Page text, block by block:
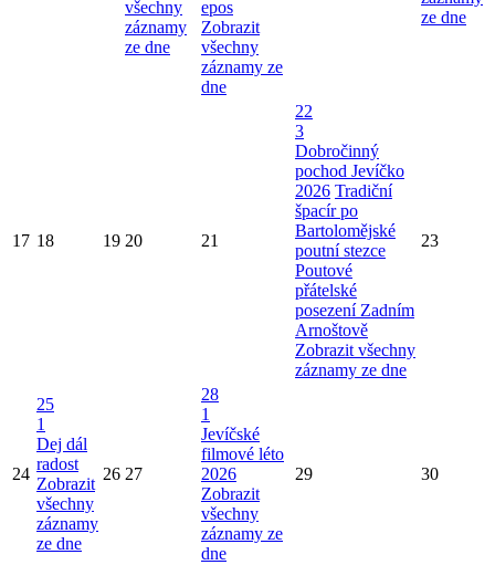
všechny
záznamy
ze dne
epos
Zobrazit
všechny
záznamy ze
dne
ze dne
17 18 19 20 21
22
3
Dobročinný
pochod Jevíčko
2026 Tradiční
špacír po
Bartolomějské
poutní stezce
Poutové
přátelské
posezení Zadním
Arnoštově
Zobrazit všechny
záznamy ze dne
23
24
25
1
Dej dál
radost
Zobrazit
všechny
záznamy
ze dne
26 27
28
1
Jevíčské
filmové léto
2026
Zobrazit
všechny
záznamy ze
dne
29 30